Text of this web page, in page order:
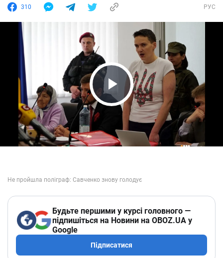
310 РУС
Play Video
Будьте першими у курсі головного —
підпишіться на Новини на OBOZ.UA у
Google
Підписатися